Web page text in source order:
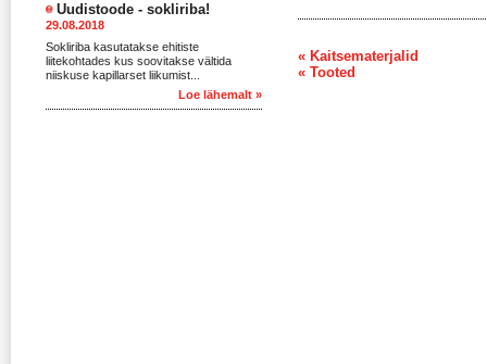
Uudistoode - sokliriba!
29.08.2018
Sokliriba kasutatakse ehitiste
liitekohtades kus soovitakse vältida
niiskuse kapillarset liikumist...
Loe lähemalt »
« Kaitsematerjalid
« Tooted